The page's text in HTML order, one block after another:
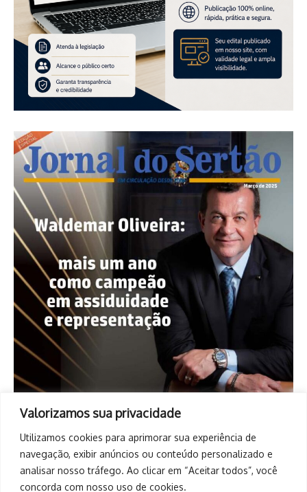
Valorizamos sua privacidade
Utilizamos cookies para aprimorar sua experiência de
navegação, exibir anúncios ou conteúdo personalizado e
analisar nosso tráfego. Ao clicar em “Aceitar todos”, você
concorda com nosso uso de cookies.